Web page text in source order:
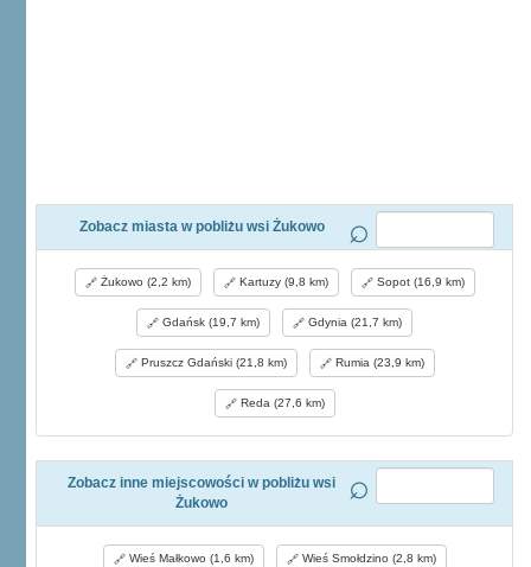
Zobacz miasta w pobliżu wsi Żukowo
Żukowo (2,2 km) Kartuzy (9,8 km) Sopot (16,9 km)
Gdańsk (19,7 km) Gdynia (21,7 km)
Pruszcz Gdański (21,8 km) Rumia (23,9 km)
Reda (27,6 km)
Zobacz inne miejscowości w pobliżu wsi
Żukowo
Wieś Małkowo (1,6 km) Wieś Smołdzino (2,8 km)